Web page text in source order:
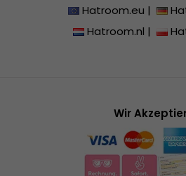
Hatroom.eu |
Hatroom.nl |
Wir